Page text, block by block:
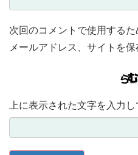
次回のコメントで使用するた
メールアドレス、サイトを保
上に表示された文字を入力し